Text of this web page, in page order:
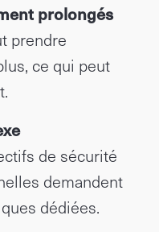
prolongés
prendre
ce qui peut
de sécurité
demandent
dédiées.